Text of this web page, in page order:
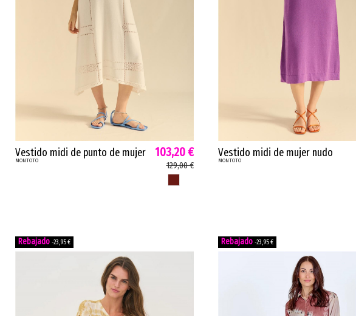
Vestido midi de punto de mujer
polilla Montoto tirantes evasé
MONTOTO
103,20 €
129,00 €
Vestido midi de mujer nudo
Montoto tirante anudado lino
MONTOTO
-23,95 € -23,95 €